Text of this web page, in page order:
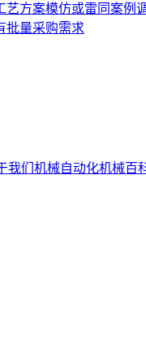
艺方案模仿或雷同案例
批量采购需求
我们 机械自动化机械百